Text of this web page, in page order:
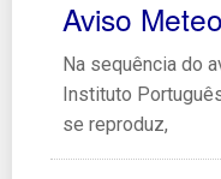
Aviso
Na sequência do
Instituto
se reproduz,